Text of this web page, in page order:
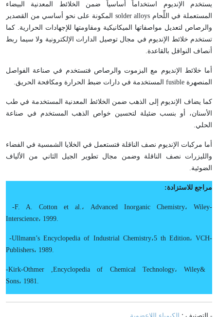
يستخدم الإنديوم استخداماً أساسياً ضمن الخلائط المعدنية البيضاء
المستعملة في اللِّحام solder alloys المكونة على نحو أساسي من القصدير
والرصاص لتعديل مواصفاتها الميكانيكية ومقاومتها للإجهادات الحرارية. كما
تستخدم خلائط الإنديوم في مجال توصيل الدارات الإلكترونية ولا سيما ربط
أنصاف النواقل بالقاعدة.
أما خلائط الإنديوم مع البزموت والرصاص فتستخدم في صناعة الفواصل
المنصهرة fusible المستخدمة في دارات ضبط الحرارة ومكافحة الحريق.
كما يضاف الإنديوم إلى الذهب ضمن الخلائط المعدنية المستخدمة في طب
الأسنان، أو بنسب ضئيلة لتحسين خواص الذهب المستخدم في صناعة
الحلي.
أما مركبات الإنديوم نصف الناقلة فتستعمل في الخلايا الشمسية في الفضاء
والليزرات نصف الناقلة وضمن مجال تطوير الجيل الثاني من الألياف
الضوئية.
مراجع للاستزادة:
-F. A. Cotton et al.، Advanced Inorganic Chemistry،
Wiley-
Interscience، 1999.
-Ullmann’s Encyclopedia of Industrial Chemistry، 5 th Edition، VCH-
Publishers، 1989.
-Kirk-Othmer ,Encyclopedia of Chemical Technology، Wiley&
Sons، 1981.